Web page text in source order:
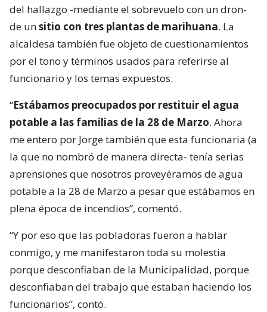
del hallazgo -mediante el sobrevuelo con un dron-
de unsitio con tres plantas de marihuana. La
alcaldesa también fue objeto de cuestionamientos
por el tono y términos usados para referirse al
funcionario y los temas expuestos.
“Estábamos preocupados por restituir el agua
potable a las familias de la 28 de Marzo. Ahora
me entero por Jorge también que esta funcionaria (a
la que no nombró de manera directa- tenía serias
aprensiones que nosotros proveyéramos de agua
potable a la 28 de Marzo a pesar que estábamos en
plena época de incendios”, comentó.
“Y por eso que las pobladoras fueron a hablar
conmigo, y me manifestaron toda su molestia
porque desconfiaban de la Municipalidad, porque
desconfiaban del trabajo que estaban haciendo los
funcionarios”, contó.